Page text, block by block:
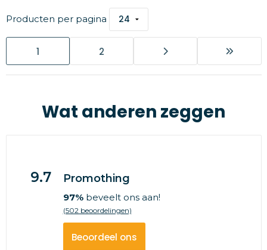
Producten per pagina
1 2
Wat anderen zeggen
9.7 Promothing
97%beveelt ons aan!
(502 beoordelingen)
Beoordeel ons